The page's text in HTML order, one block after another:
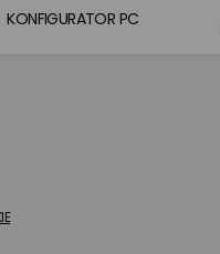
KONFIGURATOR PC